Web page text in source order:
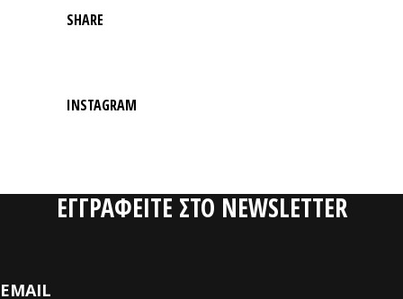
SHARE
INSTAGRAM
ΕΓΓΡΑΦΕΙΤΕ ΣΤΟ NEWSLETTER
EMAIL